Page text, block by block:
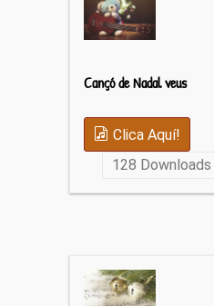
Cançó de Nadal veus
Clica Aquí!
128 Downloads